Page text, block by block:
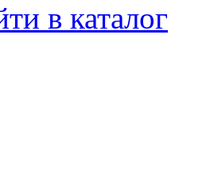
в каталог